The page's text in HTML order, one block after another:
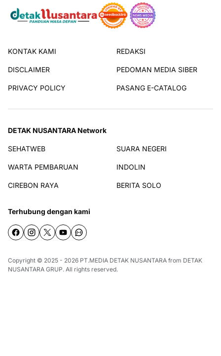
KONTAK KAMI REDAKSI
DISCLAIMER PEDOMAN MEDIA SIBER
PRIVACY POLICY PASANG E-CATALOG
DETAK NUSANTARA Network
SEHATWEB SUARA NEGERI
WARTA PEMBARUAN INDOLIN
CIREBON RAYA BERITA SOLO
Terhubung dengan kami
Copyright © 2025 - 2026 PT.MEDIA DETAK NUSANTARA from DETAK
NUSANTARA GRUP. All rights reserved.